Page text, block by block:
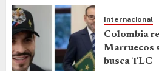
Internacional
Colombia
Marruecos
busca TLC